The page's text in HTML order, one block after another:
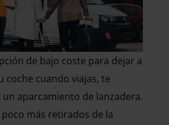
de bajo coste para dejar a
coche cuando viajas, te
aparcamiento de lanzadera.
más retirados de la